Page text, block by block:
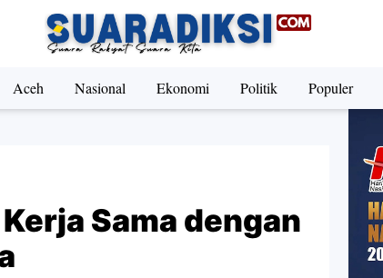
Aceh Nasional Ekonomi Politik Populer
Sama dengan